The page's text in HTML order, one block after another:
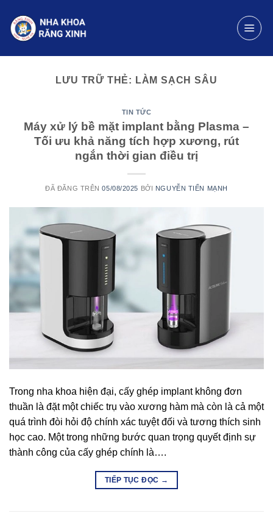
đến
nội
LƯU TRỮ THẺ: LÀM SẠCH SÂU
TIN TỨC
Máy xử lý bề mặt implant bằng Plasma –
Tối ưu khả năng tích hợp xương, rút
ngắn thời gian điều trị
ĐÃ ĐĂNG TRÊN05/08/2025 BỞI NGUYỄN TIẾN MẠNH
Trong nha khoa hiện đại, cấy ghép implant không đơn
thuần là đặt một chiếc trụ vào xương hàm mà còn là cả một
quá trình đòi hỏi độ chính xác tuyệt đối và tương thích sinh
học cao. Một trong những bước quan trọng quyết định sự
thành công của cấy ghép chính là….
TIẾP TỤC ĐỌC →